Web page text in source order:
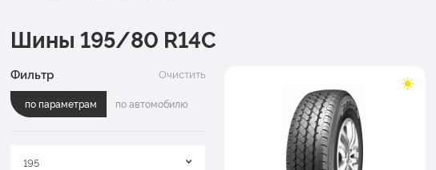
Шины 195/80 R14C
Фильтр Очистить
по параметрам по автомобилю
195